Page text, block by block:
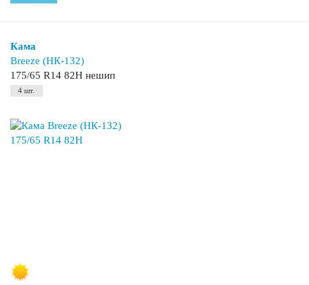
Кама
Breeze (НК-132)
175/65 R14 82H нешип
4 шт.